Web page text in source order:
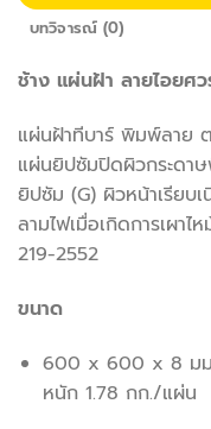
บทวิจารณ์ (0)
ช้าง แผ่นฝ้า ลายไอยศว
แผ่นฝ้าทีบาร์ พิมพ์ลาย
แผ่นยิปซัมปิดผิวกระดา
ยิปซัม (G) ผิวหน้าเรียบ
ลามไฟเมื่อเกิดการเผา
219-2552
ขนาด
600 x 600 x 8 มม
หนัก 1.78 กก./แผ่น